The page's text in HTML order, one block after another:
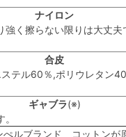
ナイロン
強く擦らない限りは大丈夫
合皮
テル60％,ポリウレタン
ギャブラ(※)
ルブランド コットンが